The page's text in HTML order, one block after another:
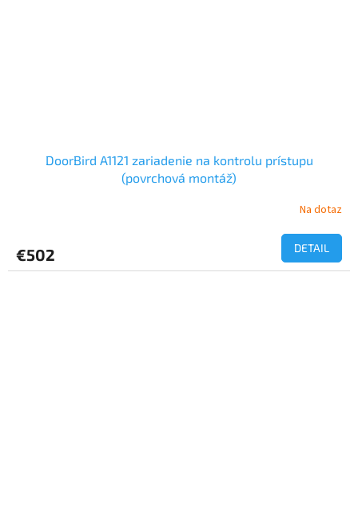
DoorBird A1121 zariadenie na kontrolu prístupu
(povrchová montáž)
Na dotaz
€502 DETAIL